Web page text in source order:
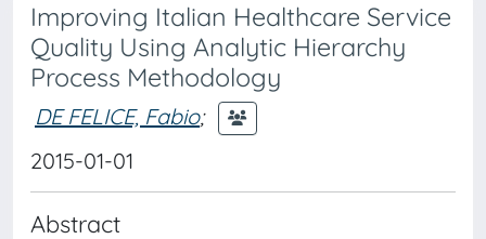
Improving Italian Healthcare Service
Quality Using Analytic Hierarchy
Process Methodology
DE FELICE, Fabio;
2015-01-01
Abstract